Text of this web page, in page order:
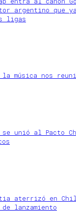
argentino que
ligas
la música nos
se unió al Pacto
aterrizó en
lanzamiento